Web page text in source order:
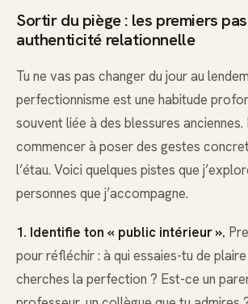
Sortir du piège : les premiers
authenticité relationnelle
Tu ne vas pas changer du jour au
perfectionnisme est une habitude
souvent liée à des blessures anciennes.
commencer à poser des gestes
l’étau. Voici quelques pistes que
personnes que j’accompagne.
1. Identifie ton « public intérieur ».
pour réfléchir : à qui essaies-tu de
cherches la perfection ? Est-ce un